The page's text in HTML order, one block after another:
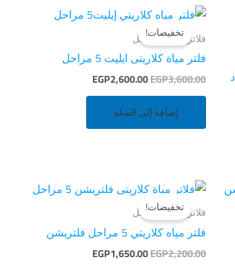
تخفيضات!فلاتر مياه 5 مراحل
فلتر مياة كلاريتى ايليت 5 مراحل
EGP3,600.00
السعر
الأصلي
هو:
EGP3,600.00.
EGP2,600.00
السعر
الحالي
إضافة إلى السلة
تخفيضات!فلاتر مياه 5 مراحل
فلتر مياه كلاريتي 5 مراحل فلتريشن
EGP2,200.00
السعر
الأصلي
هو:
EGP2,200.00.
EGP1,650.00
السعر
الحالي